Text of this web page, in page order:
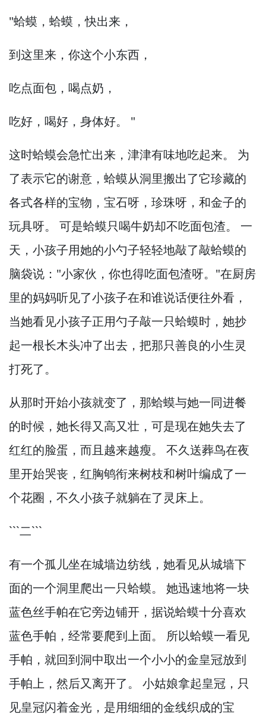
"蛤蟆， 蛤蟆，快出来，
到这里来， 你这个小东西，
吃点面包， 喝点奶，
吃好， 喝好， 身体好。 "
这时蛤蟆会急忙出来， 津津有味地吃起来。
为
了表示它的谢意， 蛤蟆从洞里搬出了它珍藏的
各式各样的宝物， 宝石呀， 珍珠呀， 和金子的
玩具呀。
可是蛤蟆只喝牛奶却不吃面包渣。
一
天， 小孩子用她的小勺子轻轻地敲了敲蛤蟆的
脑袋说："小家伙， 你也得吃面包渣呀。 "在厨房
里的妈妈听见了小孩子在和谁说话便往外看，
当她看见小孩子正用勺子敲一只蛤蟆时， 她抄
起一根长木头冲了出去， 把那只善良的小生灵
打死了。
从那时开始小孩就变了， 那蛤蟆与她一同进餐
的时候， 她长得又高又壮， 可是现在她失去了
红红的脸蛋， 而且越来越瘦。
不久送葬鸟在夜
里开始哭丧， 红胸鸲衔来树枝和树叶编成了一
个花圈， 不久小孩子就躺在了灵床上。
```二```
有一个孤儿坐在城墙边纺线， 她看见从城墙下
面的一个洞里爬出一只蛤蟆。
她迅速地将一块
蓝色丝手帕在它旁边铺开， 据说蛤蟆十分喜欢
蓝色手帕， 经常要爬到上面。
所以蛤蟆一看见
手帕， 就回到洞中取出一个小小的金皇冠放到
手帕上， 然后又离开了。 小姑娘拿起皇冠， 只
见皇冠闪着金光， 是用细细的金线织成的宝